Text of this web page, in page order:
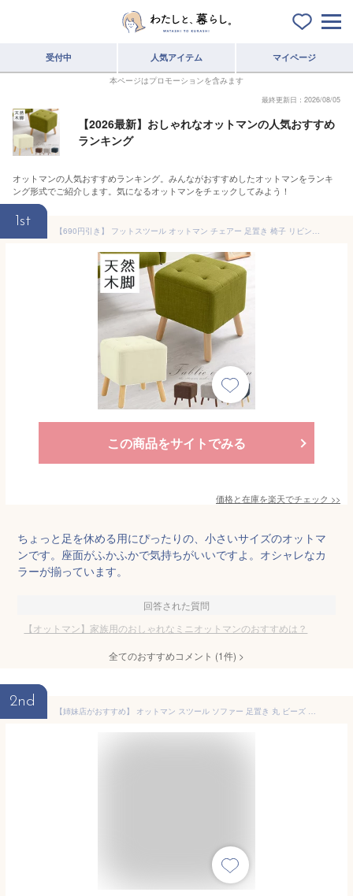
受付中 人気アイテム マイページ
本ページはプロモーションを含みます
最終更新日：2026/08/05
【2026最新】おしゃれなオットマンの人気おすすめ
ランキング
オットマンの人気おすすめランキング。みんながおすすめしたオットマンをランキ
ング形式でご紹介します。気になるオットマンをチェックしてみよう！
1st
【690円引き】 フットスツール オットマン チェアー 足置き 椅子 リビング スツール ソファ ミニチェア 背もたれなし ロースツール 一人掛け ローチェア ひとりがけ 布地 ソファー リビングチェアー ファブリック チェア 一人用 北欧 おしゃれ
この商品をサイトでみる
価格と在庫を楽天でチェック >>
ちょっと足を休める用にぴったりの、小さいサイズのオットマ
ンです。座面がふかふかで気持ちがいいですよ。オシャレなカ
ラーが揃っています。
回答された質問
【オットマン】家族用のおしゃれなミニオットマンのおすすめは？
全てのおすすめコメント (1件) >
2nd
【姉妹店がおすすめ】 オットマン スツール ソファー 足置き 丸 ビーズ 小タイプ アイボリー/グレー/ブラウン ETC001549